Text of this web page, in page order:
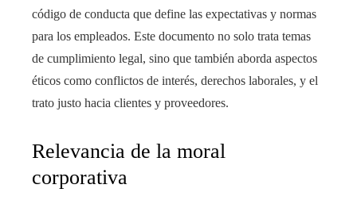
código de conducta que define las expectativas y normas
para los empleados. Este documento no solo trata temas
de cumplimiento legal, sino que también aborda aspectos
éticos como conflictos de interés, derechos laborales, y el
trato justo hacia clientes y proveedores.
Relevancia de la moral
corporativa